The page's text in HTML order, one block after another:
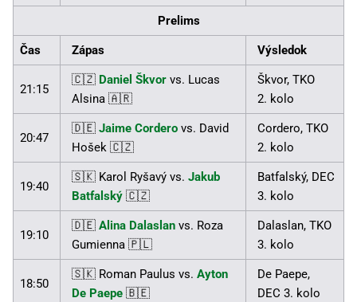
Prelims
Čas Zápas Výsledok
21:15
🇨🇿 Daniel Škvor vs. Lucas
Alsina 🇦🇷
Škvor, TKO
2. kolo
20:47
🇩🇪 Jaime Cordero vs. David
Hošek 🇨🇿
Cordero, TKO
2. kolo
19:40
🇸🇰 Karol Ryšavý vs. Jakub
Batfalský 🇨🇿
Batfalský, DEC
3. kolo
19:10
🇩🇪 Alina Dalaslan vs. Roza
Gumienna 🇵🇱
Dalaslan, TKO
3. kolo
18:50
🇸🇰 Roman Paulus vs. Ayton
De Paepe 🇧🇪
De Paepe,
DEC 3. kolo